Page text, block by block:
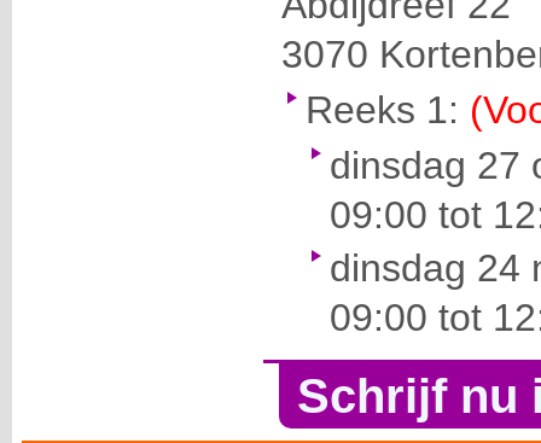
3070
Reeks 1:
dinsdag 27
09:00 tot
dinsdag 24
09:00 tot
Schrijf nu